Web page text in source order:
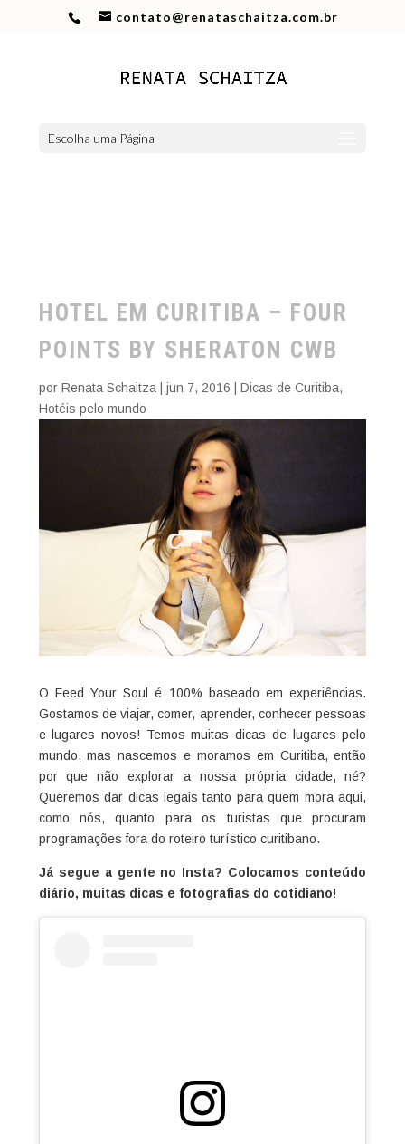
contato@renataschaitza.com.br
Escolha uma Página
HOTEL EM CURITIBA – FOUR
POINTS BY SHERATON CWB
por Renata Schaitza| jun 7, 2016 Dicas de Curitiba,
Hotéis pelo mundo
O Feed Your Soul é 100% baseado em experiências.
Gostamos de viajar, comer, aprender, conhecer pessoas
e lugares novos! Temos muitas dicas de lugares pelo
mundo, mas nascemos e moramos em Curitiba, então
por que não explorar a nossa própria cidade, né?
Queremos dar dicas legais tanto para quem mora aqui,
como nós, quanto para os turistas que procuram
programações fora do roteiro turístico curitibano.
Já segue a gente no Insta? Colocamos conteúdo
diário, muitas dicas e fotografias do cotidiano!